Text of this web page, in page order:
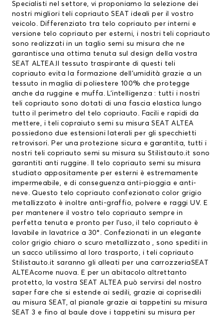
Specialisti nel settore, vi proponiamo la selezione dei
nostri migliori teli copriauto SEATideali per il vostro
veicolo. Differenziato tra telo copriauto per interni e
versione telo copriauto per esterni, i nostri teli copriauto
sono realizzati in un taglio semi su misura che ne
garantisce una ottima tenuta sul design della vostra
SEAT ALTEA.Il tessuto traspirante di questi teli
copriauto evita la formazione dell’umidità grazie a un
tessuto in maglia di poliestere 100% che protegge
anche da ruggine e muffa. L’intelligenza : tutti i nostri
teli copriauto sono dotati di una fascia elastica lungo
tutto il perimetro del telo copriauto. Facili e rapidi da
mettere, i teli copraiuto semi su misura SEAT ALTEA
possiedono due estensioni laterali per gli specchietti
retrovisori. Per una protezione sicura e garantita, tutti i
nostri teli copriauto semi su misura su Stilistauto.it sono
garantiti anti ruggine. Il telo copriauto semi su misura
studiato appositamente per esterni è estremamente
impermeabile, e di conseguenza anti-pioggia e anti-
neve. Questo telo copriauto confezionato color grigio
metallizzato è inoltre anti-graffio, polvere e raggi UV. E
per mantenere il vostro telo copriauto sempre in
perfetta tenuta e pronto per l’uso, il telo copriauto è
lavabile in lavatrice a 30°. Confezionati in un elegante
color grigio chiaro o scuro metallizzato , sono spediti in
un sacco utilissimo al loro trasporto, i teli copriauto
Stilistauto.it saranno gli alleati per una carrozzeriaSEAT
ALTEAcome nuova. E per un abitacolo altrettanto
protetto, la vostra SEAT ALTEA può servirsi del nostro
saper fare che si estende ai sedili, grazie ai coprisedili
au misura SEAT , al pianale grazie ai tappetini su misura
SEAT
3 e fino al baule dove i tappetini su misura per